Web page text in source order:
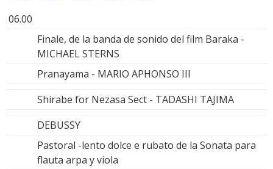
06.00
Finale, de la banda de sonido del film Baraka -
MICHAEL STERNS
Pranayama - MARIO APHONSO III
Shirabe for Nezasa Sect - TADASHI TAJIMA
DEBUSSY
Pastoral -lento dolce e rubato de la Sonata para
flauta arpa y viola